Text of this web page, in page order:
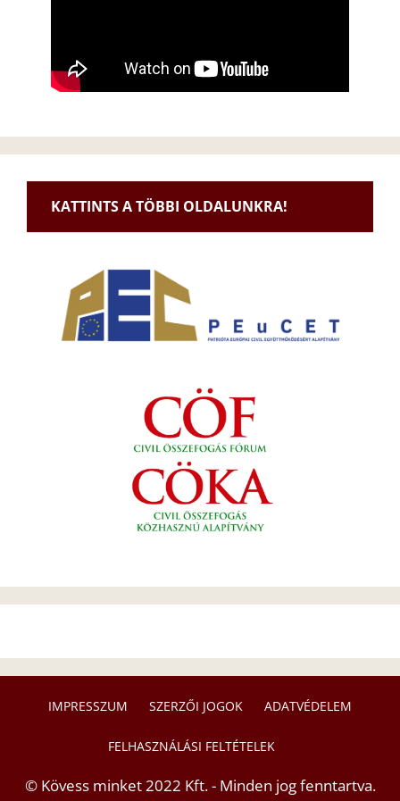
KATTINTS A TÖBBI OLDALUNKRA!
IMPRESSZUM SZERZŐI JOGOK ADATVÉDELEM
FELHASZNÁLÁSI FELTÉTELEK
© Kövess minket 2022 Kft. - Minden jog fenntartva.